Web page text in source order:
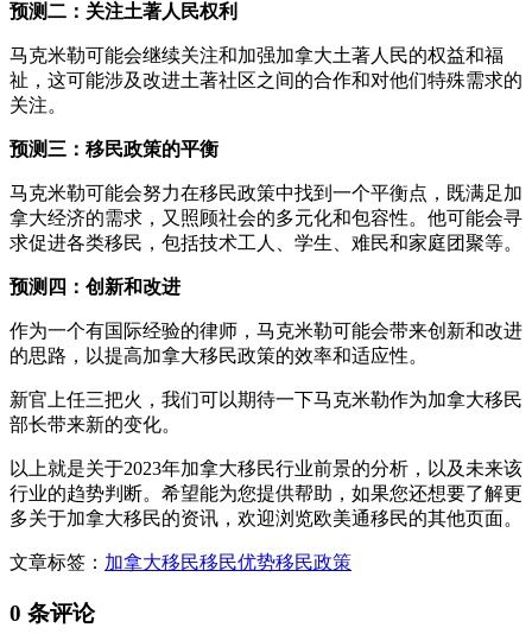
预测二：关注土著人民权利
马克米勒可能会继续关注和加强加拿大土著人民的权益和福
祉，这可能涉及改进土著社区之间的合作和对他们特殊需求的
关注。
预测三：移民政策的平衡
马克米勒可能会努力在移民政策中找到一个平衡点，既满足加
拿大经济的需求，又照顾社会的多元化和包容性。他可能会寻
求促进各类移民，包括技术工人、学生、难民和家庭团聚等。
预测四：创新和改进
作为一个有国际经验的律师，马克米勒可能会带来创新和改进
的思路，以提高加拿大移民政策的效率和适应性。
新官上任三把火，我们可以期待一下马克米勒作为加拿大移民
部长带来新的变化。
以上就是关于2023年加拿大移民行业前景的分析，以及未来该
行业的趋势判断。希望能为您提供帮助，如果您还想要了解更
多关于加拿大移民的资讯，欢迎浏览欧美通移民的其他页面。
文章标签： 加拿大移民移民优势移民政策
0 条评论